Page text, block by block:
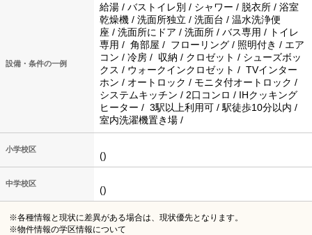
設備・条件の一例
給湯 / バストイレ別 / シャワー / 脱衣所 / 浴室
乾燥機 / 洗面所独立 / 洗面台 / 温水洗浄便
座 / 洗面所にドア / 洗面所 / バス専用 / トイレ
専用 / 角部屋 / フローリング / 照明付き / エア
コン / 冷房 / 収納 / クロゼット / シューズボッ
クス / ウォークインクロゼット / TVインター
ホン / オートロック / モニタ付オートロック /
システムキッチン / 2口コンロ / IHクッキング
ヒーター / 3駅以上利用可 / 駅徒歩10分以内 /
室内洗濯機置き場 /
小学校区
()
中学校区
()
※各種情報と現状に差異がある場合は、現状優先となります。
※物件情報の学区情報について